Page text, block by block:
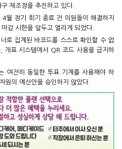
재조정을 추진하고 있다.
월 정기 회기 종료 전 의원들이 해결하지
감 시한을 앞두고 열리게 되었다.
로 집계된 바코드를 스스로 확인할 수 없
개표 시스템에서 QR 코드 사용을 금지하
여전히 동일한 투표 기계를 사용해야 하
원의 예산안을 승인하지 않았다.